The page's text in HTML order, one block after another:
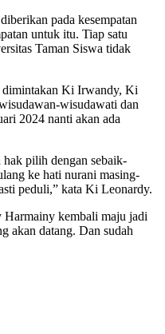
pada kesempatan
untuk itu. Tiap satu
Taman Siswa tidak
dimintakan Ki Irwandy, Ki
wisudawati dan
2024 nanti akan ada
pilih dengan sebaik-
ke hati nurani masing-
peduli,” kata Ki Leonardy.
Harmainy kembali maju jadi
akan datang. Dan sudah